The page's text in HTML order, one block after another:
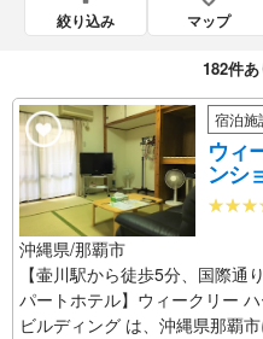
絞り込み マップ
182件
宿泊施
ウィ
ンシ
沖縄県/那覇市
【壷川駅から徒歩5分、国際通
パートホテル】ウィークリー
ビルディング は、沖縄県那覇市